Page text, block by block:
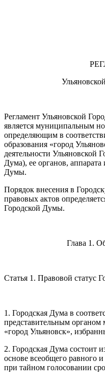
Регламент Ульяновской
является муниципальным
определяющим в
образования «город
деятельности Ульяновской
Дума), ее органов,
Думы.
Порядок внесения в
правовых актов
Городской Думы.
Глава 1.
Статья 1. Правовой статус
1. Городская Дума в
представительным органом
«город Ульяновск»,
2. Городская Дума состоит
основе всеобщего равного
при тайном голосовании